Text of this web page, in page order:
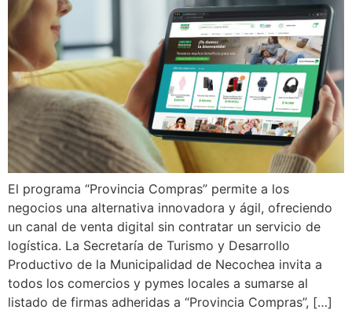
El programa “Provincia Compras” permite a los
negocios una alternativa innovadora y ágil, ofreciendo
un canal de venta digital sin contratar un servicio de
logística. La Secretaría de Turismo y Desarrollo
Productivo de la Municipalidad de Necochea invita a
todos los comercios y pymes locales a sumarse al
listado de firmas adheridas a “Provincia Compras”, […]